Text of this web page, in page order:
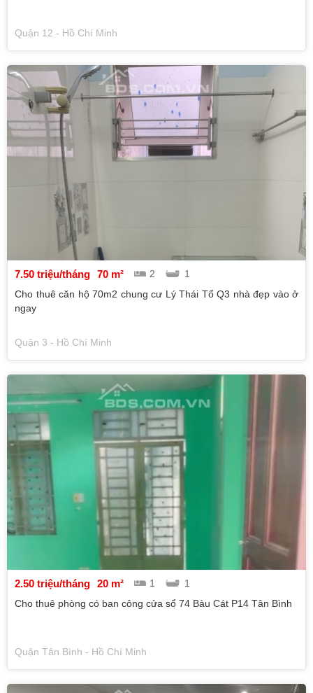
Quận 12 - Hồ Chí Minh
7.50 triệu/tháng 70 m² 2
1
Cho thuê căn hộ 70m2 chung cư Lý Thái Tổ Q3 nhà đẹp vào ở
ngay
Quận 3 - Hồ Chí Minh
2.50 triệu/tháng 20 m² 1
1
Cho thuê phòng có ban công cửa sổ 74 Bàu Cát P14 Tân Bình
Quận Tân Bình - Hồ Chí Minh